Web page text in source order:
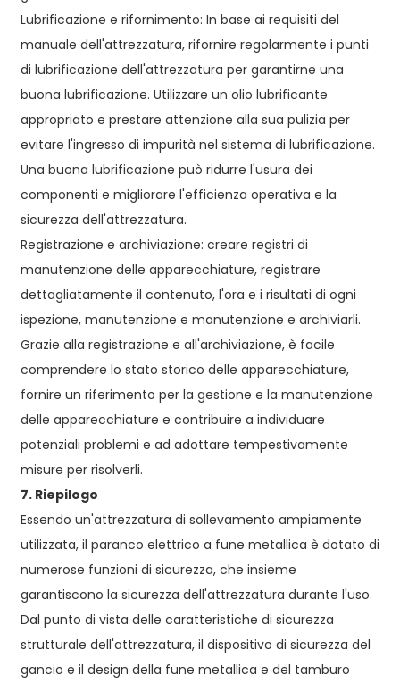
Lubrificazione e rifornimento: In base ai requisiti del
manuale dell'attrezzatura, rifornire regolarmente i punti
di lubrificazione dell'attrezzatura per garantirne una
buona lubrificazione. Utilizzare un olio lubrificante
appropriato e prestare attenzione alla sua pulizia per
evitare l'ingresso di impurità nel sistema di lubrificazione.
Una buona lubrificazione può ridurre l'usura dei
componenti e migliorare l'efficienza operativa e la
sicurezza dell'attrezzatura.
Registrazione e archiviazione: creare registri di
manutenzione delle apparecchiature, registrare
dettagliatamente il contenuto, l'ora e i risultati di ogni
ispezione, manutenzione e manutenzione e archiviarli.
Grazie alla registrazione e all'archiviazione, è facile
comprendere lo stato storico delle apparecchiature,
fornire un riferimento per la gestione e la manutenzione
delle apparecchiature e contribuire a individuare
potenziali problemi e ad adottare tempestivamente
misure per risolverli.
7. Riepilogo
Essendo un'attrezzatura di sollevamento ampiamente
utilizzata, il paranco elettrico a fune metallica è dotato di
numerose funzioni di sicurezza, che insieme
garantiscono la sicurezza dell'attrezzatura durante l'uso.
Dal punto di vista delle caratteristiche di sicurezza
strutturale dell'attrezzatura, il dispositivo di sicurezza del
gancio e il design della fune metallica e del tamburo